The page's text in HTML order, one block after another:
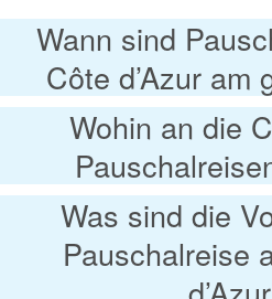
Wann sind
Côte d’Azur am
Wohin an die
Was sind die
Pauschalreise